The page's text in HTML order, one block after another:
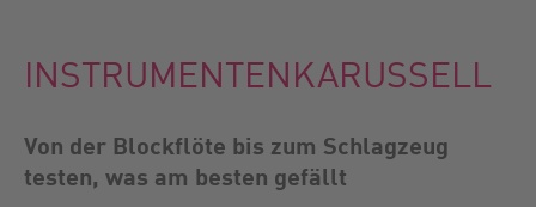
INSTRUMENTEN­KARUSSELL
Von der Blockflöte bis zum Schlagzeug
testen, was am besten gefällt